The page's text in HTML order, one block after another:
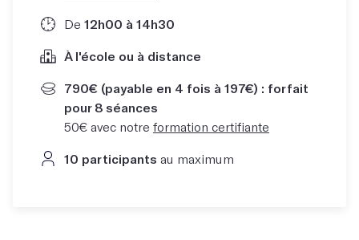
De 12h00 à 14h30
À l'école ou à distance
790€ (payable en 4 fois à 197€) : forfait
pour 8 séances
50€ avec notre formation certifiante
10 participants au maximum